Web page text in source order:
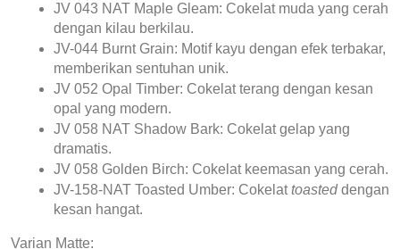
JV 043 NAT Maple Gleam: Cokelat muda yang cerah
dengan kilau berkilau.
JV-044 Burnt Grain: Motif kayu dengan efek terbakar,
memberikan sentuhan unik.
JV 052 Opal Timber: Cokelat terang dengan kesan
opal yang modern.
JV 058 NAT Shadow Bark: Cokelat gelap yang
dramatis.
JV 058 Golden Birch: Cokelat keemasan yang cerah.
JV-158-NAT Toasted Umber: Cokelat toasted dengan
kesan hangat.
Varian Matte: